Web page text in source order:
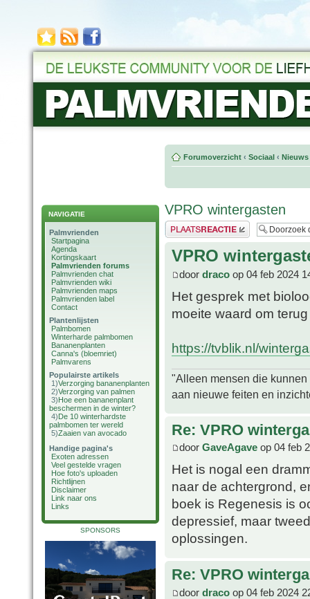
NAVIGATIE
Palmvrienden
Startpagina
Agenda
Kortingskaart
Palmvrienden forums
Palmvrienden chat
Palmvrienden wiki
Palmvrienden maps
Palmvrienden label
Contact
Plantenlijsten
Palmbomen
Winterharde palmbomen
Bananenplanten
Canna's (bloemriet)
Palmvarens
Populairste artikels
1)Verzorging bananenplanten
2)Verzorging van palmen
3)Hoe een bananenplant
beschermen in de winter?
4)De 10 winterhardste
palmbomen ter wereld
5)Zaaien van avocado
Handige pagina's
Exoten adressen
Veel gestelde vragen
Hoe foto's uploaden
Richtlijnen
Disclaimer
Link naar ons
Links
SPONSORS
Forumoverzicht ‹ Sociaal ‹
VPRO wintergasten
Plaats een reactie
VPRO
door draco op 04 feb 2024
Het gesprek met
moeite waard om
https://tvblik.nl/
"Alleen mensen die
aan nieuwe feiten en
Re: VPRO
door GaveAgave op 04 feb
Het is nogal een
naar de achtergrond,
boek is Regenesis is
depressief, maar
oplossingen.
Re: VPRO
door draco op 04 feb 2024